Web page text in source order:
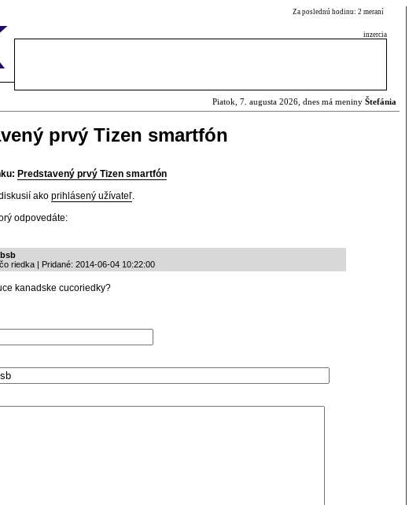
Za poslednú hodinu: 2 meraní
inzercia
Piatok, 7. augusta 2026, dnes má meniny Štefánia
prvý Tizen smartfón
Predstavený prvý Tizen smartfón
ako prihlásený užívateľ.
odpovedáte:
riedka | Pridané: 2014-06-04 10:22:00
kanadske cucoriedky?